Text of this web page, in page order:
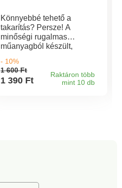
Könnyebbé tehető a
takarítás? Persze! A
minőségi rugalmas
műanyagból készült,
vödörrel könnyebb lesz a
takarítás. Kényelmesebb
munkát a vödör alsó
- 10%
1 600 Ft
1 390 Ft
Raktáron több
mint 10 db